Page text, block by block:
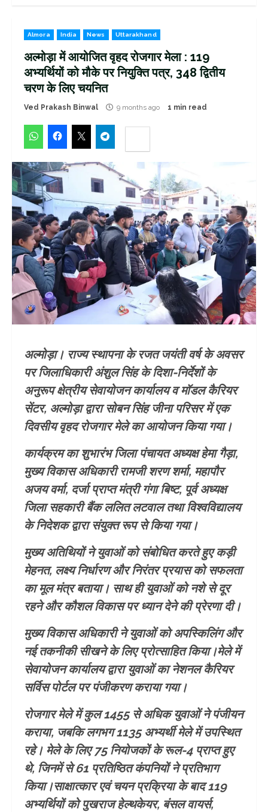
Almora India News Uttarakhand
अल्मोड़ा में आयोजित वृहद रोजगार मेला : 119
अभ्यर्थियों को मौके पर नियुक्ति पत्र, 348 द्वितीय
चरण के लिए चयनित
Ved Prakash Binwal 9 months ago 1 min read
अल्मोड़ा। राज्य स्थापना के रजत जयंती वर्ष के अवसर
पर जिलाधिकारी अंशुल सिंह के दिशा-निर्देशों के
अनुरूप क्षेत्रीय सेवायोजन कार्यालय व मॉडल कैरियर
सेंटर, अल्मोड़ा द्वारा सोबन सिंह जीना परिसर में एक
दिवसीय वृहद रोजगार मेले का आयोजन किया गया।
कार्यक्रम का शुभारंभ जिला पंचायत अध्यक्ष हेमा गैड़ा,
मुख्य विकास अधिकारी रामजी शरण शर्मा, महापौर
अजय वर्मा, दर्जा प्राप्त मंत्री गंगा बिष्ट, पूर्व अध्यक्ष
जिला सहकारी बैंक ललित लटवाल तथा विश्वविद्यालय
के निदेशक द्वारा संयुक्त रूप से किया गया।
मुख्य अतिथियों ने युवाओं को संबोधित करते हुए कड़ी
मेहनत, लक्ष्य निर्धारण और निरंतर प्रयास को सफलता
का मूल मंत्र बताया। साथ ही युवाओं को नशे से दूर
रहने और कौशल विकास पर ध्यान देने की प्रेरणा दी।
मुख्य विकास अधिकारी ने युवाओं को अपस्किलिंग और
नई तकनीकी सीखने के लिए प्रोत्साहित किया।मेले में
सेवायोजन कार्यालय द्वारा युवाओं का नेशनल कैरियर
सर्विस पोर्टल पर पंजीकरण कराया गया।
रोजगार मेले में कुल 1455 से अधिक युवाओं ने पंजीयन
कराया, जबकि लगभग 1135 अभ्यर्थी मेले में उपस्थित
रहे। मेले के लिए 75 नियोजकों के रूल-4 प्राप्त हुए
थे, जिनमें से 61 प्रतिष्ठित कंपनियों ने प्रतिभाग
किया।साक्षात्कार एवं चयन प्रक्रिया के बाद 119
अभ्यर्थियों को पुखराज हेल्थकेयर, बंसल वायर्स,